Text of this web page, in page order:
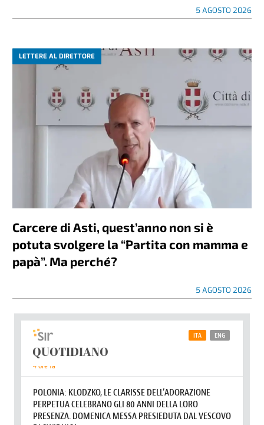
5 AGOSTO 2026
LETTERE AL DIRETTORE
Carcere di Asti, quest’anno non si è
potuta svolgere la “Partita con mamma e
papà”. Ma perché?
5 AGOSTO 2026